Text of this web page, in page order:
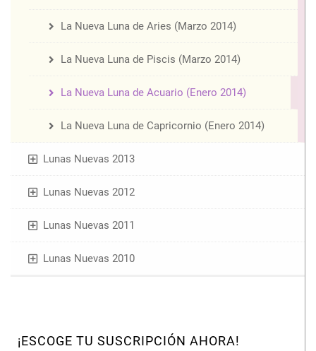
La Nueva Luna de Aries (Marzo 2014)
La Nueva Luna de Piscis (Marzo 2014)
La Nueva Luna de Acuario (Enero 2014)
La Nueva Luna de Capricornio (Enero 2014)
Lunas Nuevas 2013
Lunas Nuevas 2012
Lunas Nuevas 2011
Lunas Nuevas 2010
¡ESCOGE TU SUSCRIPCIÓN AHORA!